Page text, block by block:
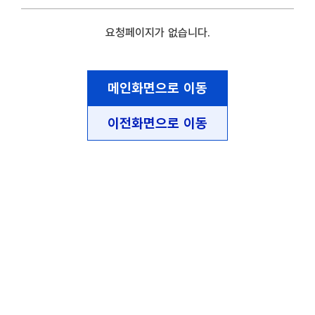
요청페이지가 없습니다.
메인화면으로 이동
이전화면으로 이동